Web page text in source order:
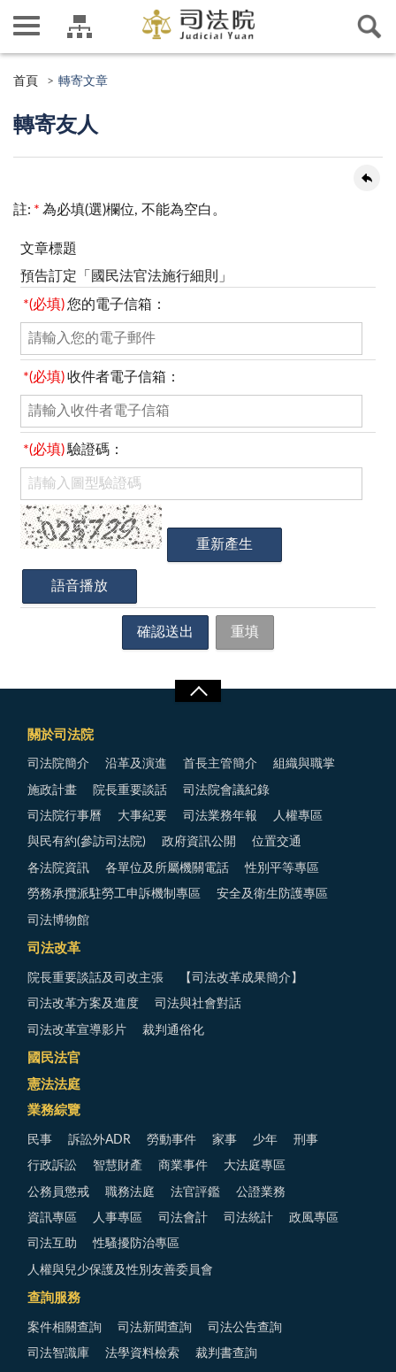
首頁 轉寄文章
轉寄友人
註: * 為必填(選)欄位, 不能為空白。
文章標題
預告訂定「國民法官法施行細則」
*(必填) 您的電子信箱：
*(必填) 收件者電子信箱：
*(必填) 驗證碼：
關於司法院
司法院簡介 沿革及演進 首長主管簡介 組織與職掌
施政計畫 院長重要談話 司法院會議紀錄
司法院行事曆 大事紀要 司法業務年報 人權專區
與民有約(參訪司法院) 政府資訊公開 位置交通
各法院資訊 各單位及所屬機關電話 性別平等專區
勞務承攬派駐勞工申訴機制專區 安全及衛生防護專區
司法博物館
司法改革
院長重要談話及司改主張 【司法改革成果簡介】
司法改革方案及進度 司法與社會對話
司法改革宣導影片 裁判通俗化
國民法官
憲法法庭
業務綜覽
民事 訴訟外ADR 勞動事件 家事 少年 刑事
行政訴訟 智慧財產 商業事件 大法庭專區
公務員懲戒 職務法庭 法官評鑑 公證業務
資訊專區 人事專區 司法會計 司法統計 政風專區
司法互助 性騷擾防治專區
人權與兒少保護及性別友善委員會
查詢服務
案件相關查詢 司法新聞查詢 司法公告查詢
司法智識庫 法學資料檢索 裁判書查詢